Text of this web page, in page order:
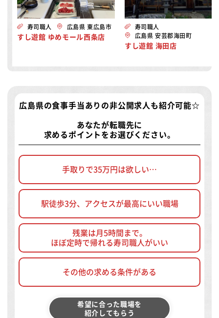
寿司職人 広島県 東広島市
すし遊館 ゆめモール西条店
寿司職人
広島県 安芸郡海田町
すし遊館 海田店
広島県の食事手当ありの非公開求人 も紹介可能☆
あなたが転職先に
求めるポイントをお選びください。
手取りで35万円は欲しい…
駅徒歩3分、アクセスが最高にいい職場
残業は月5時間まで。
ほぼ定時で帰れる寿司職人がいい
その他の求める条件がある
希望に合った職場を
紹介してもらう